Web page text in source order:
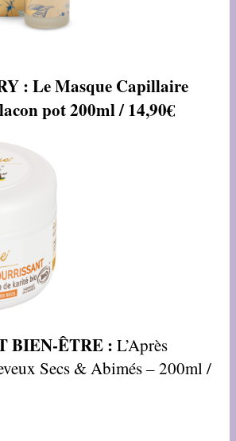
: Le Masque Capillaire
pot 200ml / 14,90€
BIEN-ÊTRE : L’Après
Secs & Abimés – 200ml /